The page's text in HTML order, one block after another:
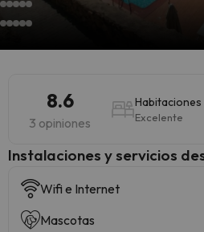
8.6
3 opiniones
Habitaciones
Excelente
Instalaciones y servicios
Wifi e Internet
Mascotas